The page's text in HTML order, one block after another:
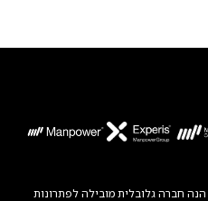
ManpowerGroup® (NYSE: MAN) הנה חברה גלובלית מובילה לפתרונות